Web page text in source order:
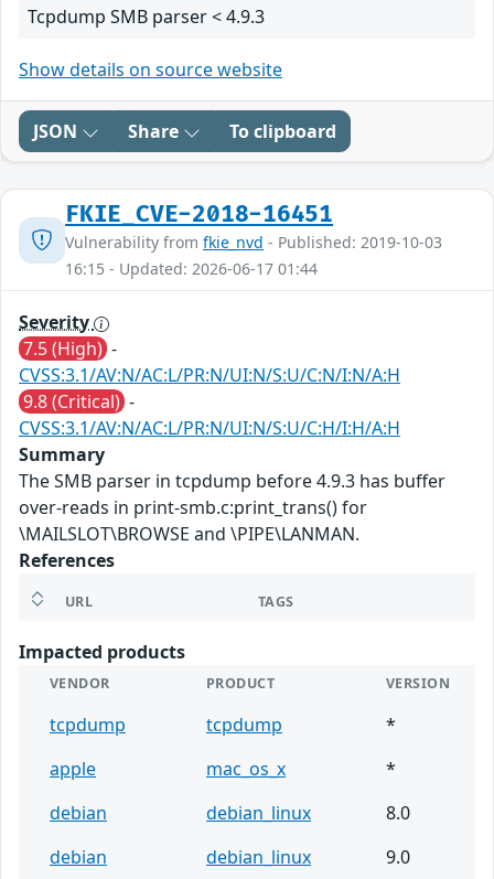
Tcpdump SMB parser < 4.9.3
Show details on source website
JSON Share To clipboard
FKIE_CVE-2018-16451
Vulnerability from fkie_nvd - Published: 2019-10-03
16:15 - Updated: 2026-06-17 01:44
Severity
7.5 (High) -
CVSS:3.1/AV:N/AC:L/PR:N/UI:N/S:U/C:N/I:N/A:H
9.8 (Critical) -
CVSS:3.1/AV:N/AC:L/PR:N/UI:N/S:U/C:H/I:H/A:H
Summary
The SMB parser in tcpdump before 4.9.3 has buffer
over-reads in print-smb.c:print_trans() for
\MAILSLOT\BROWSE and \PIPE\LANMAN.
References
URL TAGS
Impacted products
VENDOR PRODUCT VERSION
tcpdump tcpdump
*
apple
mac_os_x
*
debian
debian_linux
8.0
debian
debian_linux
9.0